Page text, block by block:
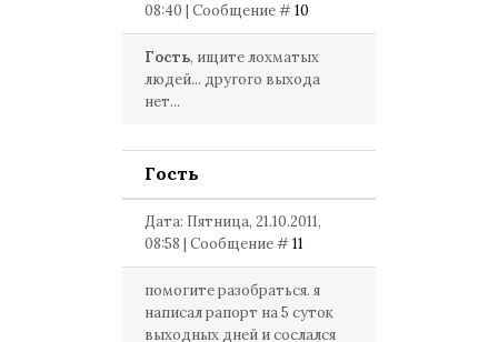
08:40 | Сообщение #10
Гость, ищите лохматых
людей... другого выхода
нет...
Гость
Дата: Пятница, 21.10.2011,
08:58 | Сообщение #11
помогите разобраться. я
написал рапорт на 5 суток
выходных дней и сослался